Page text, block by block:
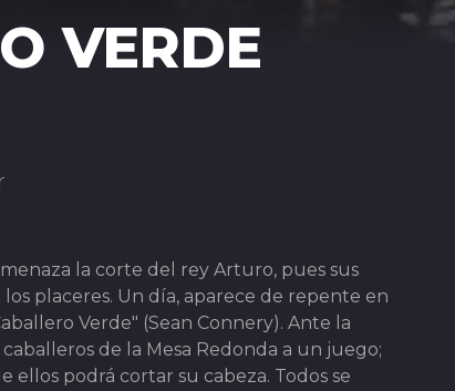
VERDE
la corte del rey Arturo, pues sus
placeres. Un día, aparece de repente en
Verde" (Sean Connery). Ante la
de la Mesa Redonda a un juego;
ellos podrá cortar su cabeza. Todos se